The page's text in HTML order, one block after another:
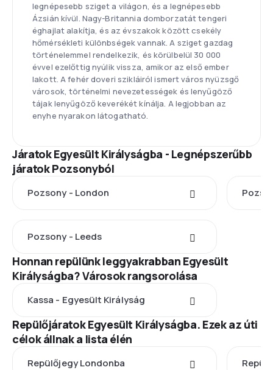
legnépesebb sziget a világon, és a legnépesebb
Ázsián kívül. Nagy-Britannia domborzatát tengeri
éghajlat alakítja, és az évszakok között csekély
hőmérsékleti különbségek vannak. A sziget gazdag
történelemmel rendelkezik, és körülbelül 30 000
évvel ezelőttig nyúlik vissza, amikor az első ember
lakott. A fehér doveri szikláiról ismert város nyüzsgő
városok, történelmi nevezetességek és lenyűgöző
tájak lenyűgöző keverékét kínálja. A legjobban az
enyhe nyarakon látogatható.
Járatok Egyesült Királyságba - Legnépszerűbb
járatok Pozsonyból
Pozsony - London
Pozsony - Leeds
Honnan repülünk leggyakrabban Egyesült
Királyságba? Városok rangsorolása
Kassa - Egyesült Királyság
Repülőjáratok Egyesült Királyságba. Ezek az úti
célok állnak a lista élén
Repülőjegy Londonba